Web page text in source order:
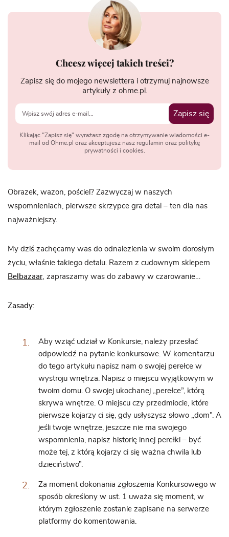
Chcesz więcej takich treści?
Zapisz się do mojego newslettera i otrzymuj najnowsze
artykuły z ohme.pl.
Zapisz się
Klikając "Zapisz się" wyrażasz zgodę na otrzymywanie wiadomości e-
mail od Ohme.pl oraz akceptujesz nasz regulamin oraz politykę
prywatności i cookies.
Obrazek, wazon, pościel? Zazwyczaj w naszych
wspomnieniach, pierwsze skrzypce gra detal – ten dla nas
najważniejszy.
My dziś zachęcamy was do odnalezienia w swoim dorosłym
życiu, właśnie takiego detalu. Razem z cudownym sklepem
Belbazaar, zapraszamy was do zabawy w czarowanie…
Zasady:
Aby wziąć udział w Konkursie, należy przesłać
odpowiedź na pytanie konkursowe. W komentarzu
do tego artykułu napisz nam o swojej perełce w
wystroju wnętrza. Napisz o miejscu wyjątkowym w
twoim domu. O swojej ukochanej „perełce”, którą
skrywa wnętrze. O miejscu czy przedmiocie, które
pierwsze kojarzy ci się, gdy usłyszysz słowo „dom”. A
jeśli twoje wnętrze, jeszcze nie ma swojego
wspomnienia, napisz historię innej perełki – być
może tej, z którą kojarzy ci się ważna chwila lub
dzieciństwo”.
Za moment dokonania zgłoszenia Konkursowego w
sposób określony w ust. 1 uważa się moment, w
którym zgłoszenie zostanie zapisane na serwerze
platformy do komentowania.